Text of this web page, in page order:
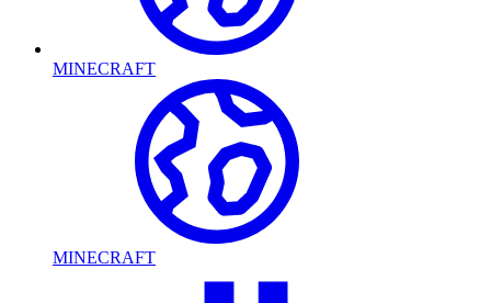
MINECRAFT
MINECRAFT